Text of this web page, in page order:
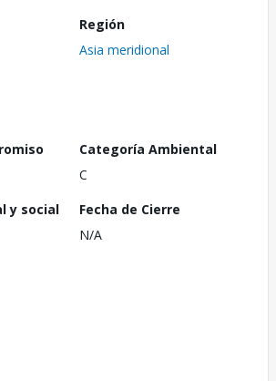
Región
Asia meridional
Categoría Ambiental
C
y social
Fecha de Cierre
N/A